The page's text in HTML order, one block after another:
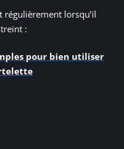
régulièrement lorsqu’il
:
pour bien utiliser